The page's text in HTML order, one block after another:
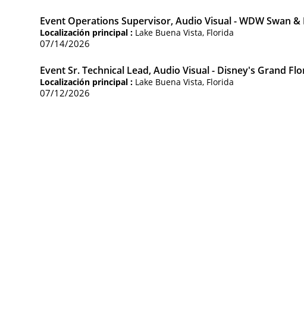
Event Operations Supervisor, Audio Visual - WDW Swan
Localización principal : Lake Buena Vista, Florida
07/14/2026
Event Sr. Technical Lead, Audio Visual - Disney's Grand
Localización principal : Lake Buena Vista, Florida
07/12/2026